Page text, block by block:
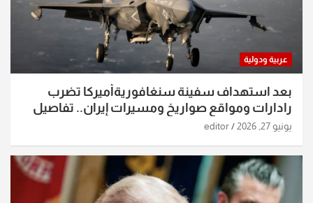
عربية ودولية
بعد استهداف سفينة سنغافوريةأميركا تضرب
رادارات ومواقع صواريخ ومسيرات إيران.. تفاصيل
الساعات الماضية
يونيو 27, 2026 editor